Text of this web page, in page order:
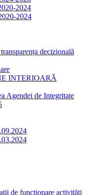
2024
2024
decizională
INTERIOARĂ
Agendei de Integritate
de funcționare activități